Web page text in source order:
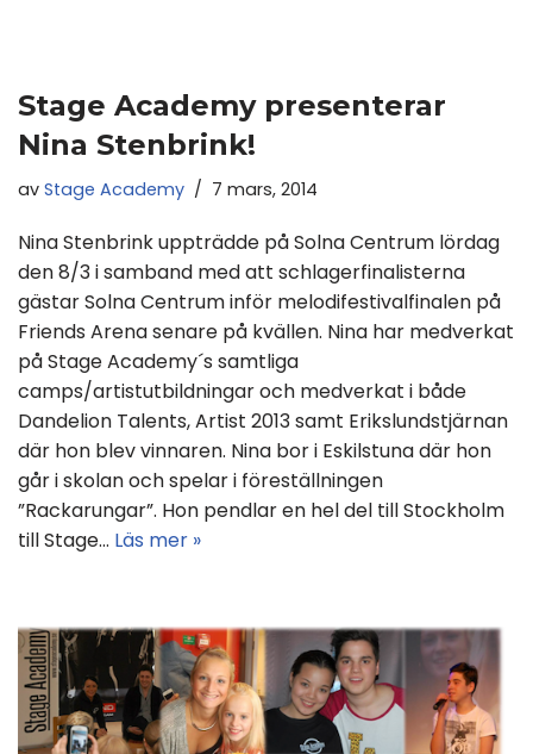
Stage Academy presenterar
Nina Stenbrink!
av Stage Academy 7 mars, 2014
Nina Stenbrink uppträdde på Solna Centrum lördag
den 8/3 i samband med att schlagerfinalisterna
gästar Solna Centrum inför melodifestivalfinalen på
Friends Arena senare på kvällen. Nina har medverkat
på Stage Academy´s samtliga
camps/artistutbildningar och medverkat i både
Dandelion Talents, Artist 2013 samt Erikslundstjärnan
där hon blev vinnaren. Nina bor i Eskilstuna där hon
går i skolan och spelar i föreställningen
”Rackarungar”. Hon pendlar en hel del till Stockholm
till Stage… Läs mer »